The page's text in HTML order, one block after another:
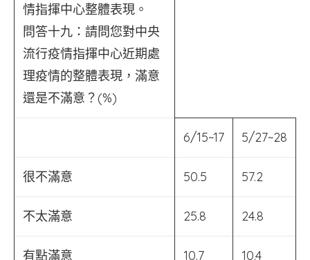
情指揮中心整體表現。
問答十九：請問您對中央
流行疫情指揮中心近期處
理疫情的整體表現，滿意
還是不滿意？(%)
6/15~17 5/27~28
很不滿意 50.5 57.2
不太滿意 25.8 24.8
有點滿意 10.7 10.4